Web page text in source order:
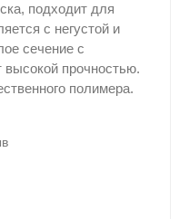
подходит для
с негустой и
сечение с
прочностью.
полимера.